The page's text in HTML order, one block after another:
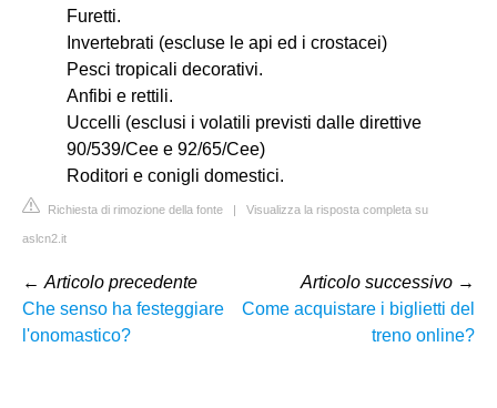
Furetti.
Invertebrati (escluse le api ed i crostacei)
Pesci tropicali decorativi.
Anfibi e rettili.
Uccelli (esclusi i volatili previsti dalle direttive
90/539/Cee e 92/65/Cee)
Roditori e conigli domestici.
Richiesta di rimozione della fonte | Visualizza la risposta completa su
aslcn2.it
← Articolo precedente
Che senso ha festeggiare
l'onomastico?
Articolo successivo →
Come acquistare i biglietti del
treno online?